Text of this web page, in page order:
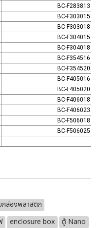
BC-F283813
BC-F303015
BC-F303018
BC-F304015
BC-F304018
BC-F354516
BC-F354520
BC-F405016
BC-F405020
BC-F406018
BC-F406023
BC-F506018
BC-F506025
กล่องพลาสติก
enclosure box
ตู้ Nano